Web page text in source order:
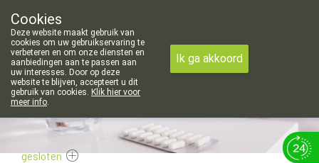
voor de apotheek in Attenhoven: dinsdag gesloten en
011/88 14 74
gesloten
Cookies
Deze website maakt gebruik van
cookies om uw gebruikservaring te
verbeteren en om onze diensten en
aanbiedingen aan te passen aan
uw interesses. Door op deze
website te blijven, accepteert u dit
gebruik van cookies. Klik hier voor
meer info.
Ik ga akkoord